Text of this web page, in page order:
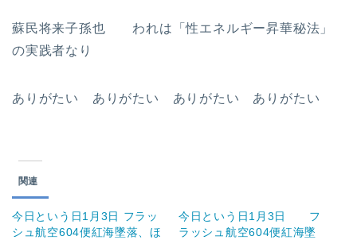
蘇民将来子孫也 われは「性エネルギー昇華秘法」
の実践者なり
ありがたい ありがたい ありがたい ありがたい
関連
今日という日1月3日 フラッ
シュ航空604便紅海墜落、ほ
今日という日1月3日 フ
ラッシュ航空604便紅海墜